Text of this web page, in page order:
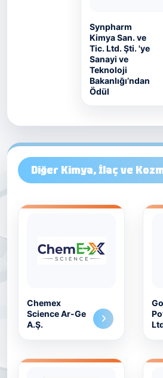
Synpharm
Kimya San. ve
Tic. Ltd. Şti. 'ye
Sanayi ve
Teknoloji
Bakanlığı’ndan
Ödül
Diğer Kimya, İlaç ve
Chemex
Science Ar-Ge
A.Ş.